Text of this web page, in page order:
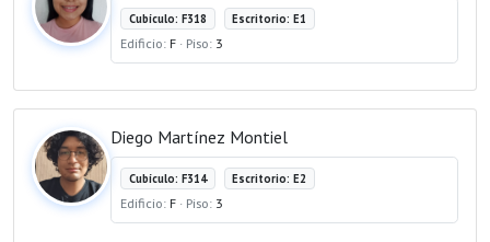
Cubículo: F318 Escritorio: E1
Edificio: F · Piso: 3
Diego Martínez Montiel
Cubículo: F314 Escritorio: E2
Edificio: F · Piso: 3